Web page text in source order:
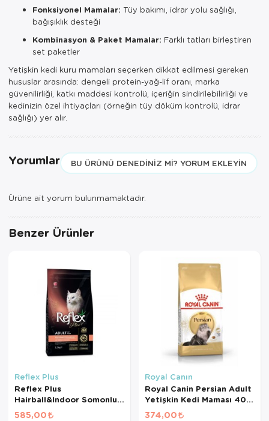
Fonksiyonel Mamalar: Tüy bakımı, idrar yolu sağlığı,
bağışıklık desteği
Kombinasyon & Paket Mamalar: Farklı tatları birleştiren
set paketler
Yetişkin kedi kuru mamaları seçerken dikkat edilmesi gereken
hususlar arasında: dengeli protein-yağ-lif oranı, marka
güvenilirliği, katkı maddesi kontrolü, içeriğin sindirilebilirliği ve
kedinizin özel ihtiyaçları (örneğin tüy döküm kontrolü, idrar
sağlığı) yer alır.
Yorumlar BU ÜRÜNÜ DENEDINIZ MI? YORUM EKLEYIN
Ürüne ait yorum bulunmamaktadır.
Benzer Ürünler
Reflex Plus
Reflex Plus
Hairball&Indoor Somonlu
Yetişkin Kedi Maması 1,5kg
585,00
Royal Canın
Royal Canin Persian Adult
Yetişkin Kedi Maması 400
Gr
374,00